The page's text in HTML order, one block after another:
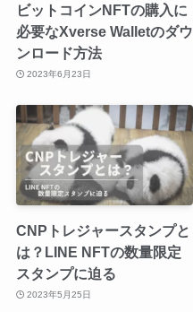
ビットコインNFTの購入に
必要なXverse Walletのダウ
ンロード方法
2023年6月23日
CNPトレジャースタンプと
は？LINE NFTの数量限定
スタンプに迫る
2023年5月25日